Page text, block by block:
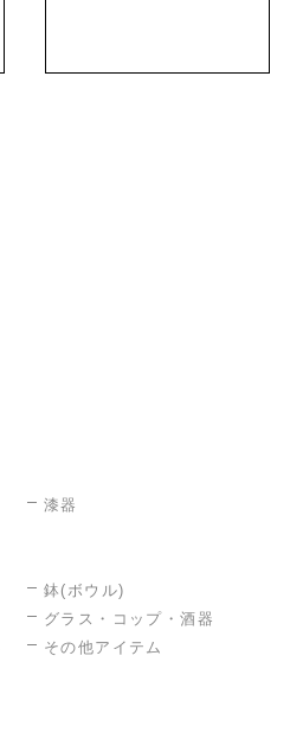
漆器
鉢(ボウル)
グラス・コップ・酒器
その他アイテム